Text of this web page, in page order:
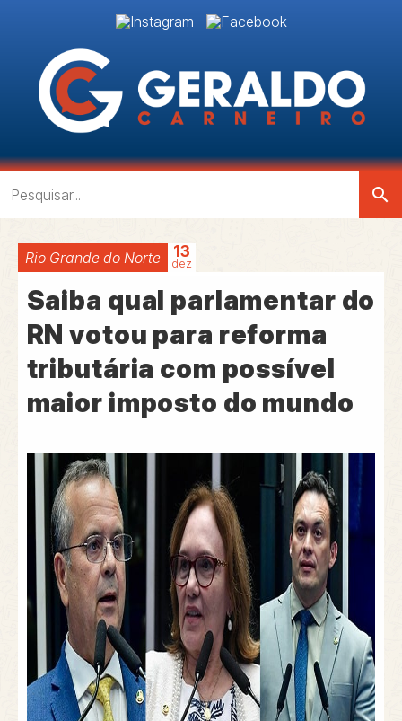
search
Rio Grande do Norte 13
dez
Saiba qual parlamentar do
RN votou para reforma
tributária com possível
maior imposto do mundo